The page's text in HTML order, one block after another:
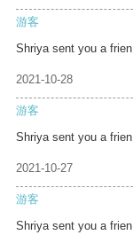
游客
Shriya sent you a frien
2021-10-28
游客
Shriya sent you a frien
2021-10-27
游客
Shriya sent you a frien